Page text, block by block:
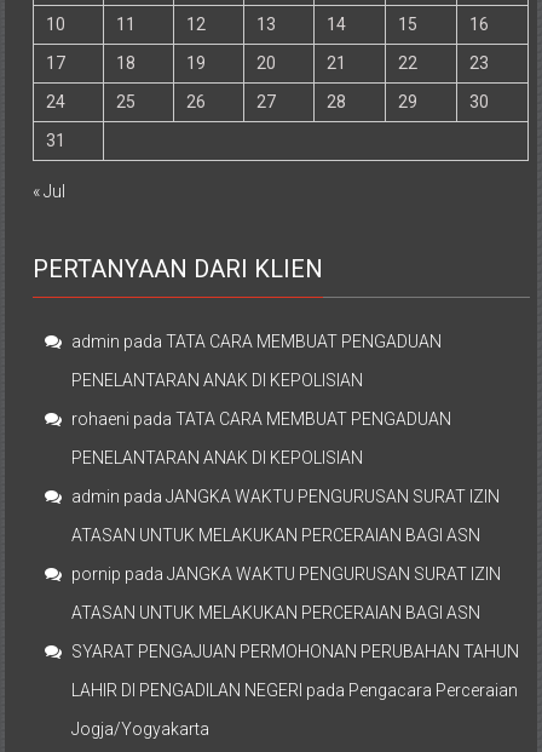
10
11 12 13 14 15
16
17
18 19 20 21 22
23
24
25 26 27 28 29
30
31
« Jul
PERTANYAAN DARI KLIEN
admin padaTATA CARA MEMBUAT PENGADUAN
PENELANTARAN ANAK DI KEPOLISIAN
rohaeni padaTATA CARA MEMBUAT PENGADUAN
PENELANTARAN ANAK DI KEPOLISIAN
admin padaJANGKA WAKTU PENGURUSAN SURAT IZIN
ATASAN UNTUK MELAKUKAN PERCERAIAN BAGI ASN
pornip padaJANGKA WAKTU PENGURUSAN SURAT IZIN
ATASAN UNTUK MELAKUKAN PERCERAIAN BAGI ASN
SYARAT PENGAJUAN PERMOHONAN PERUBAHAN TAHUN
LAHIR DI PENGADILAN NEGERI pada Pengacara Perceraian
Jogja/Yogyakarta